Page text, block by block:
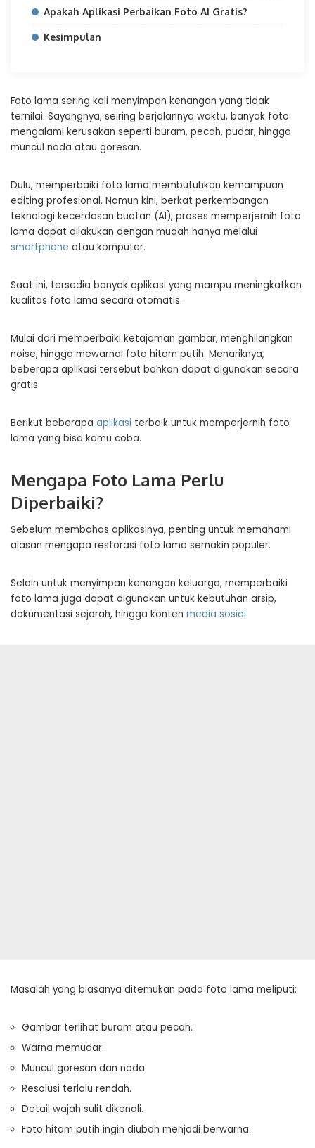
Apakah Aplikasi Perbaikan Foto AI Gratis?
Kesimpulan
Foto lama sering kali menyimpan kenangan yang tidak
ternilai. Sayangnya, seiring berjalannya waktu, banyak foto
mengalami kerusakan seperti buram, pecah, pudar, hingga
muncul noda atau goresan.
Dulu, memperbaiki foto lama membutuhkan kemampuan
editing profesional. Namun kini, berkat perkembangan
teknologi kecerdasan buatan (AI), proses memperjernih foto
lama dapat dilakukan dengan mudah hanya melalui
smartphone atau komputer.
Saat ini, tersedia banyak aplikasi yang mampu meningkatkan
kualitas foto lama secara otomatis.
Mulai dari memperbaiki ketajaman gambar, menghilangkan
noise, hingga mewarnai foto hitam putih. Menariknya,
beberapa aplikasi tersebut bahkan dapat digunakan secara
gratis.
Berikut beberapa aplikasi terbaik untuk memperjernih foto
lama yang bisa kamu coba.
Mengapa Foto Lama Perlu
Diperbaiki?
Sebelum membahas aplikasinya, penting untuk memahami
alasan mengapa restorasi foto lama semakin populer.
Selain untuk menyimpan kenangan keluarga, memperbaiki
foto lama juga dapat digunakan untuk kebutuhan arsip,
dokumentasi sejarah, hingga konten media sosial.
Masalah yang biasanya ditemukan pada foto lama meliputi:
Gambar terlihat buram atau pecah.
Warna memudar.
Muncul goresan dan noda.
Resolusi terlalu rendah.
Detail wajah sulit dikenali.
Foto hitam putih ingin diubah menjadi berwarna.